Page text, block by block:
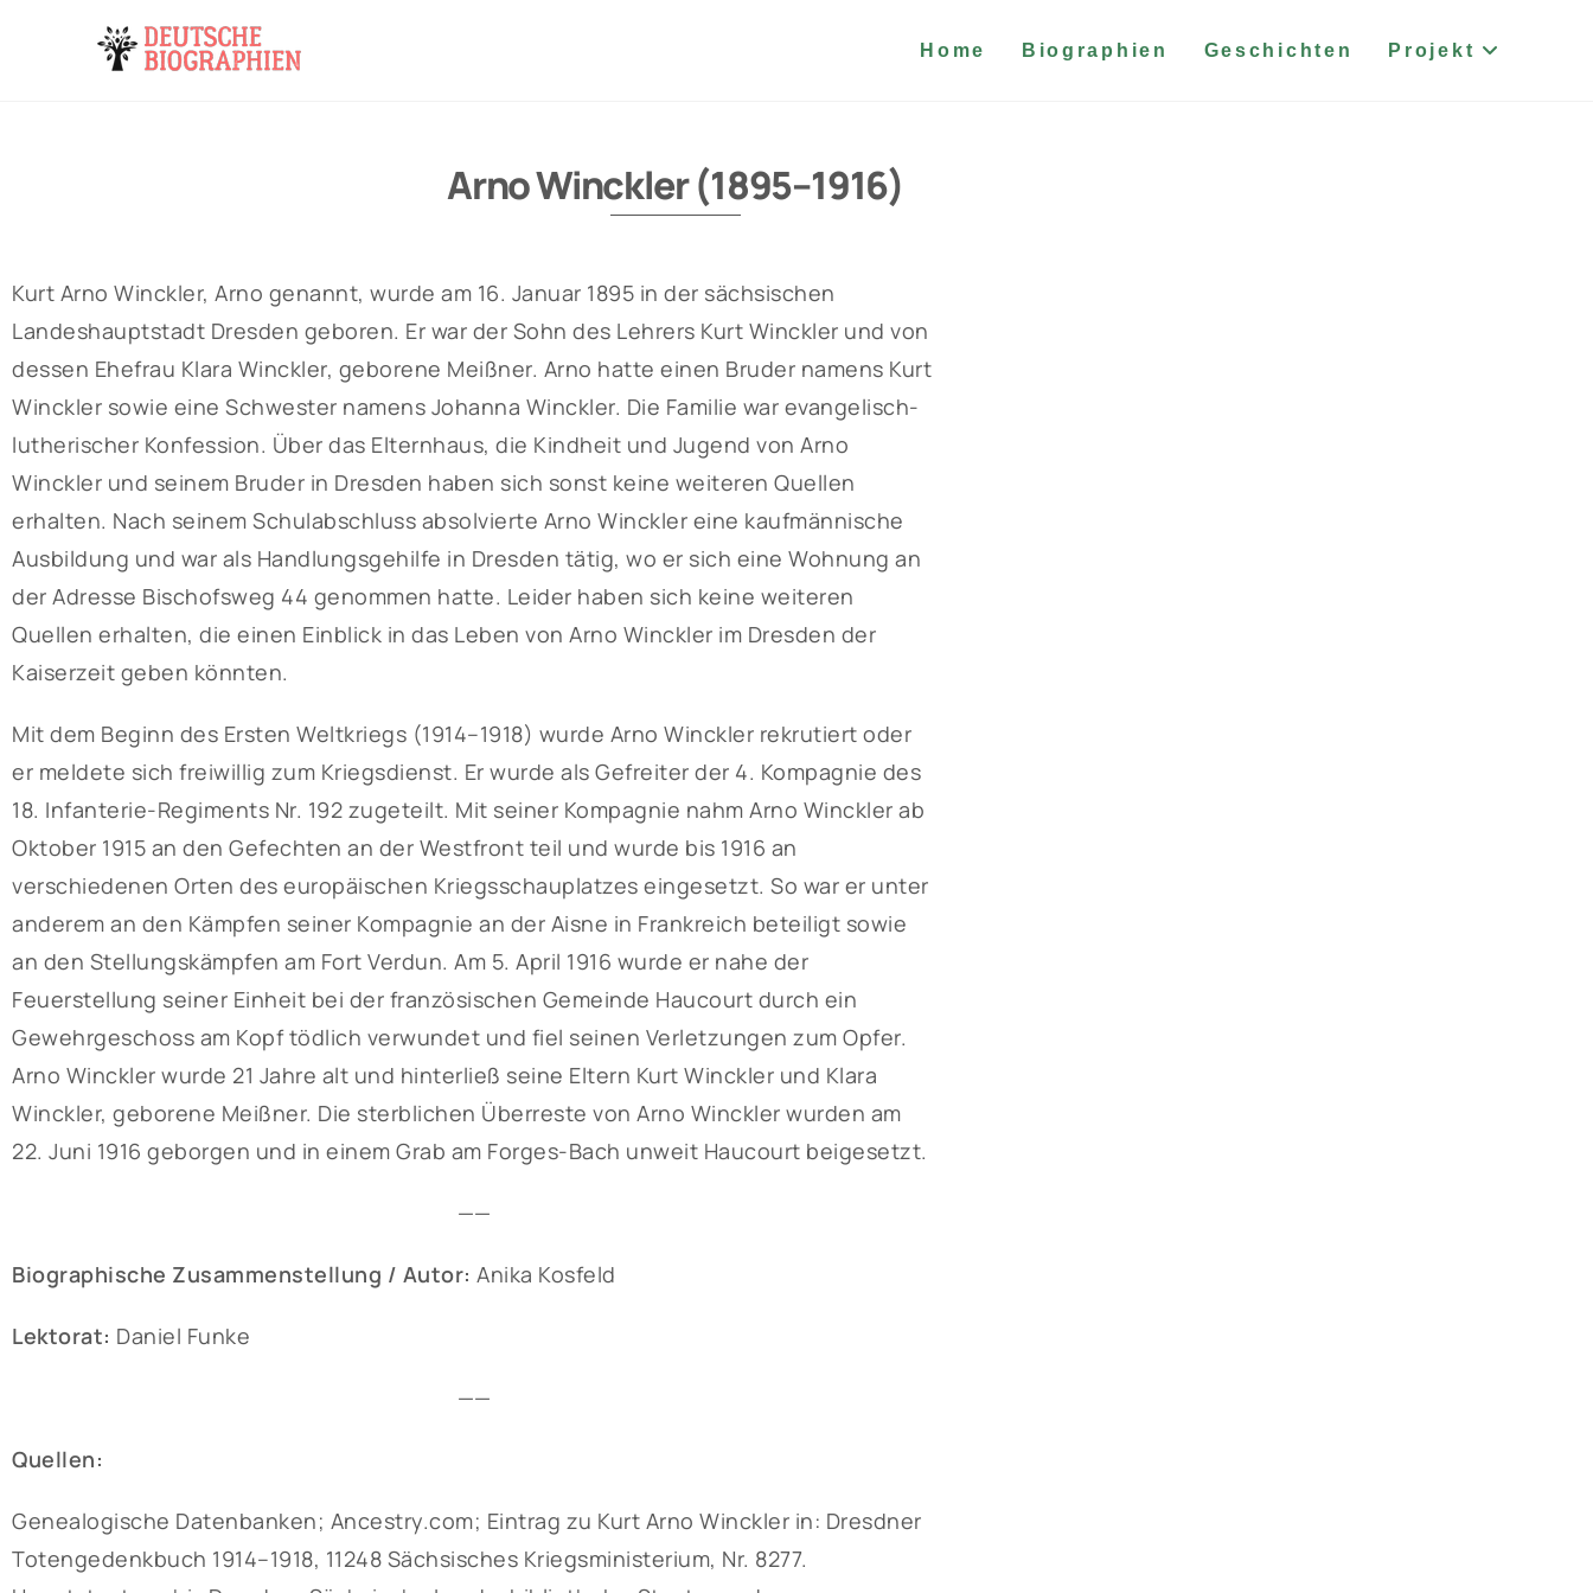
Home Biographien Geschichten Projekt
Arno Winckler (1895–1916)
Kurt Arno Winckler, Arno genannt, wurde am 16. Januar 1895 in der sächsischen
Landeshauptstadt Dresden geboren. Er war der Sohn des Lehrers Kurt Winckler und von
dessen Ehefrau Klara Winckler, geborene Meißner. Arno hatte einen Bruder namens Kurt
Winckler sowie eine Schwester namens Johanna Winckler. Die Familie war evangelisch-
lutherischer Konfession. Über das Elternhaus, die Kindheit und Jugend von Arno
Winckler und seinem Bruder in Dresden haben sich sonst keine weiteren Quellen
erhalten. Nach seinem Schulabschluss absolvierte Arno Winckler eine kaufmännische
Ausbildung und war als Handlungsgehilfe in Dresden tätig, wo er sich eine Wohnung an
der Adresse Bischofsweg 44 genommen hatte. Leider haben sich keine weiteren
Quellen erhalten, die einen Einblick in das Leben von Arno Winckler im Dresden der
Kaiserzeit geben könnten.
Mit dem Beginn des Ersten Weltkriegs (1914–1918) wurde Arno Winckler rekrutiert oder
er meldete sich freiwillig zum Kriegsdienst. Er wurde als Gefreiter der 4. Kompagnie des
18. Infanterie-Regiments Nr. 192 zugeteilt. Mit seiner Kompagnie nahm Arno Winckler ab
Oktober 1915 an den Gefechten an der Westfront teil und wurde bis 1916 an
verschiedenen Orten des europäischen Kriegsschauplatzes eingesetzt. So war er unter
anderem an den Kämpfen seiner Kompagnie an der Aisne in Frankreich beteiligt sowie
an den Stellungskämpfen am Fort Verdun. Am 5. April 1916 wurde er nahe der
Feuerstellung seiner Einheit bei der französischen Gemeinde Haucourt durch ein
Gewehrgeschoss am Kopf tödlich verwundet und fiel seinen Verletzungen zum Opfer.
Arno Winckler wurde 21 Jahre alt und hinterließ seine Eltern Kurt Winckler und Klara
Winckler, geborene Meißner. Die sterblichen Überreste von Arno Winckler wurden am
22. Juni 1916 geborgen und in einem Grab am Forges-Bach unweit Haucourt beigesetzt.
——
Biographische Zusammenstellung / Autor: Anika Kosfeld
Lektorat: Daniel Funke
——
Quellen:
Genealogische Datenbanken; Ancestry.com; Eintrag zu Kurt Arno Winckler in: Dresdner
Totengedenkbuch 1914–1918, 11248 Sächsisches Kriegsministerium, Nr. 8277.